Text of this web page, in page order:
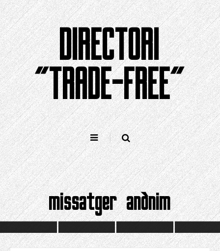
Saltar
al
contingut
DIRECTORI
"TRADE-FREE"
missatger anònim